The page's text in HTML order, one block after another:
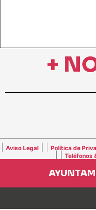
+
Aviso Legal Política de
Teléfonos